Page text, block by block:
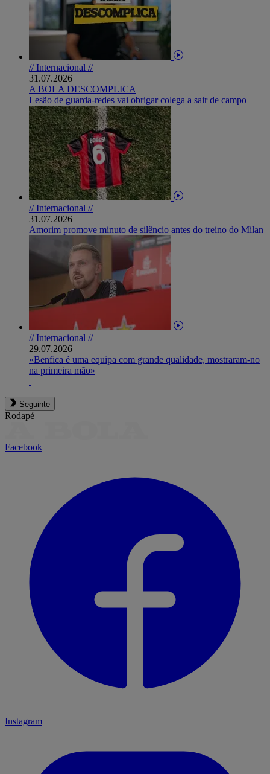
// Internacional //
31.07.2026
A BOLA DESCOMPLICA
Lesão de guarda-redes vai obrigar colega a sair de campo
// Internacional //
31.07.2026
Amorim promove minuto de silêncio antes do treino do Milan
// Internacional //
29.07.2026
«Benfica é uma equipa com grande qualidade, mostraram-no
na primeira mão»
Seguinte
Rodapé
Facebook
Instagram